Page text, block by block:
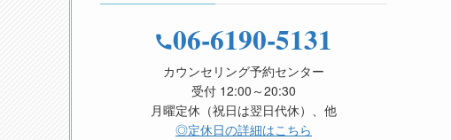
06-6190-5131
カウンセリング予約センター
受付 12:00～20:30
月曜定休（祝日は翌日代休）、他
◎定休日の詳細はこちら